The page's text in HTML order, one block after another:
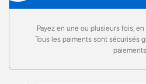
Payez en une ou plusieurs fois,
Tous les paiments sont sécurisés